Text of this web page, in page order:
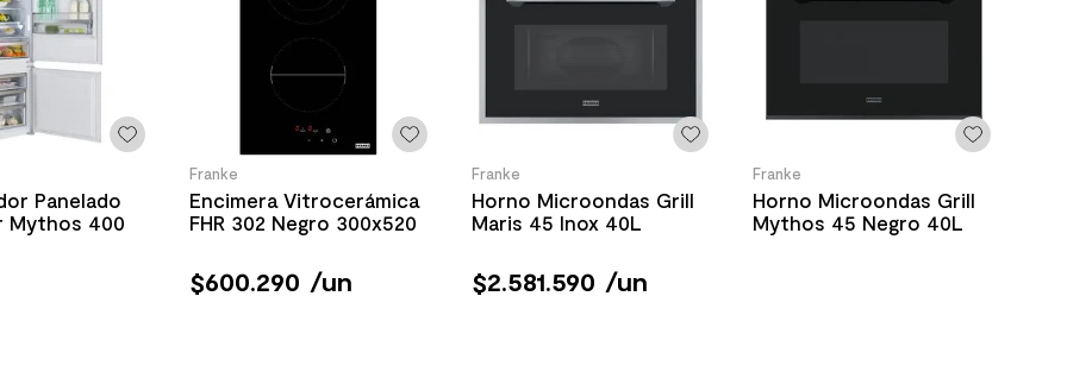
Panelado
Mythos 400
Franke
Encimera Vitrocerámica
FHR 302 Negro 300x520
$600.290 /un
Franke
Horno Microondas Grill
Maris 45 Inox 40L
$2.581.590 /un
Franke
Horno Microondas Grill
Mythos 45 Negro 40L